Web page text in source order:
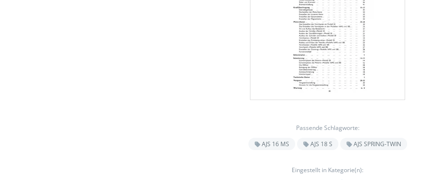
Passende Schlagworte:
AJS 16 MS
AJS 18 S AJS SPRING-TWIN
Eingestellt in Kategorie(n):